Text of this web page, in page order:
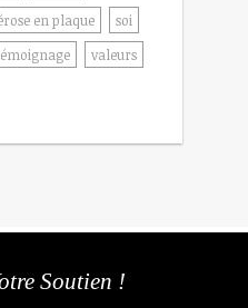
en plaque
soi
valeurs
Soutien !